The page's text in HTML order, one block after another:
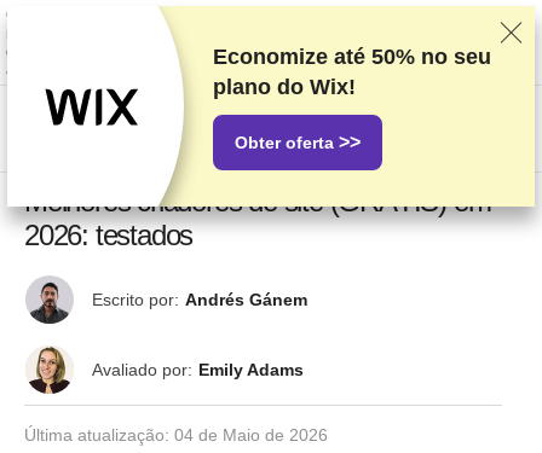
Classificamos os fornecedores com base em testes e pesquisas rigorosos,
mas também levamos em consideração seu feedback e nossos acordos
comerciais com provedores. Esta página contém links de
afiliados.
Divulgação de Publicidade
Melhores criadores de site (GRÁTIS) em
2026: testados
Escrito por: Andrés Gánem
Avaliado por: Emily Adams
Última atualização: 04 de Maio de 2026
Economize até 50% no seu
plano do Wix!
Obter oferta >>